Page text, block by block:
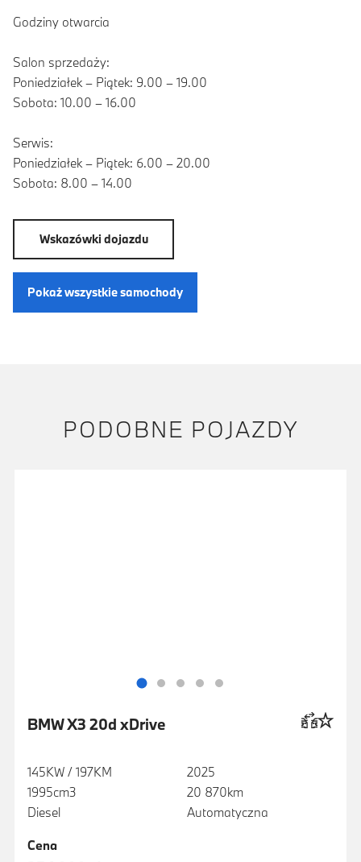
Godziny otwarcia
Salon sprzedaży:
Poniedziałek – Piątek: 9.00 – 19.00
Sobota: 10.00 – 16.00
Serwis:
Poniedziałek – Piątek: 6.00 – 20.00
Sobota: 8.00 – 14.00
Wskazówki dojazdu
Pokaż wszystkie samochody
PODOBNE POJAZDY
BMW X3 20d xDrive
145KW / 197KM
1995cm3
Diesel
2025
20 870km
Automatyczna
Cena